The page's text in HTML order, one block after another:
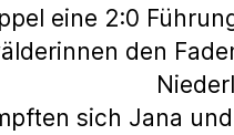
eine 2:0
den
sich Jana